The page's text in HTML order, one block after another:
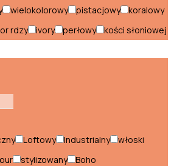
wielokolorowy pistacjowy
koralowy
rdzy ivory perłowy kości słoniowej
Loftowy Industrialny
włoski
stylizowany Boho